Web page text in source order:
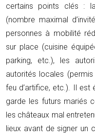
certains points clés :
(nombre maximal
personnes à mobilité
sur place (cuisine
parking, etc.), les
autorités locales
feu d’artifice, etc.). Il
garde les futurs mariés
les châteaux mal
lieux avant de signer un